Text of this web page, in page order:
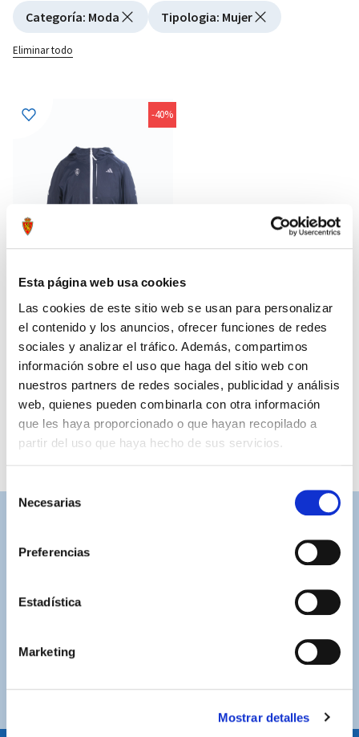
Esta página web usa cookies
Las cookies de este sitio web se usan para personalizar
el contenido y los anuncios, ofrecer funciones de redes
sociales y analizar el tráfico. Además, compartimos
información sobre el uso que haga del sitio web con
nuestros partners de redes sociales, publicidad y análisis
web, quienes pueden combinarla con otra información
que les haya proporcionado o que hayan recopilado a
partir del uso que haya hecho de sus servicios.
Necesarias
Preferencias
Estadística
Marketing
Mostrar detalles
Active filtering
Categoría: Moda Tipologia: Mujer
Eliminar todo
-40%
CORTAVIENTOS AZUL MARINO
ADIDAS MUJER
45,00 €
75,00 €
Contacta con nosotros para solucionar cualquier duda.
Por compras superiores a 100€ (España peninsular)
COMPRAS SEGURAS
Plataforma de pago segura a través de tarjeta o
PayPal.